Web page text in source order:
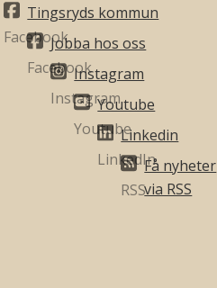
Tingsryds kommun
Jobba hos oss
Instagram
Youtube
Linkedin
Få nyheter
via RSS